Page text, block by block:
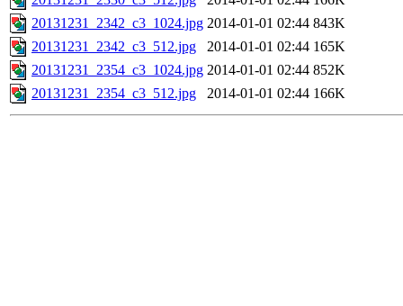
20131231_2342_c3_1024.jpg 2014-01-01 02:44 843K
20131231_2342_c3_512.jpg
2014-01-01 02:44 165K
20131231_2354_c3_1024.jpg 2014-01-01 02:44 852K
20131231_2354_c3_512.jpg
2014-01-01 02:44 166K